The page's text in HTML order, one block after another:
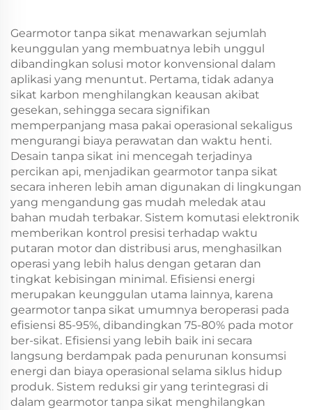
Gearmotor tanpa sikat menawarkan sejumlah
keunggulan yang membuatnya lebih unggul
dibandingkan solusi motor konvensional dalam
aplikasi yang menuntut. Pertama, tidak adanya
sikat karbon menghilangkan keausan akibat
gesekan, sehingga secara signifikan
memperpanjang masa pakai operasional sekaligus
mengurangi biaya perawatan dan waktu henti.
Desain tanpa sikat ini mencegah terjadinya
percikan api, menjadikan gearmotor tanpa sikat
secara inheren lebih aman digunakan di lingkungan
yang mengandung gas mudah meledak atau
bahan mudah terbakar. Sistem komutasi elektronik
memberikan kontrol presisi terhadap waktu
putaran motor dan distribusi arus, menghasilkan
operasi yang lebih halus dengan getaran dan
tingkat kebisingan minimal. Efisiensi energi
merupakan keunggulan utama lainnya, karena
gearmotor tanpa sikat umumnya beroperasi pada
efisiensi 85-95%, dibandingkan 75-80% pada motor
ber-sikat. Efisiensi yang lebih baik ini secara
langsung berdampak pada penurunan konsumsi
energi dan biaya operasional selama siklus hidup
produk. Sistem reduksi gir yang terintegrasi di
dalam gearmotor tanpa sikat menghilangkan